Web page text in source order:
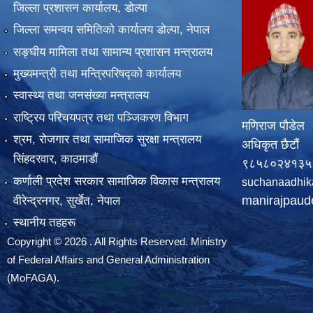
जिल्ला प्रशासन कार्यालय, डोल्पा
जिल्ला समन्वय समितिको कार्यालय डोल्पा, नेपाल
सङ्‍घीय मामिला तथा सामान्य प्रशासन मन्त्रालय
मुख्यमन्त्री तथा मन्त्रिपरिषद्को कार्यालय
स्वास्थ्य तथा जनसंख्या मन्त्रालय
राष्ट्रिय परिचयपत्र तथा पञ्जिकरण विभाग
श्रम, रोजगार तथा सामाजिक सुरक्षा मन्त्रालय
सिंहदरवार, काठमाडाैं
कर्णाली प्रदेश सरकार सामाजिक विकास मन्त्रालय
वीरेन्द्रनगर, सुर्खेत, नेपाल
स्थानीय तहहरू
Copyright © 2026 . All Rights Reserved. Ministry
of Federal Affairs and General Administration
(MoFAGA).
मणिराज पौडेल
अधिकृत छैटौं
९८५८०२४१३५